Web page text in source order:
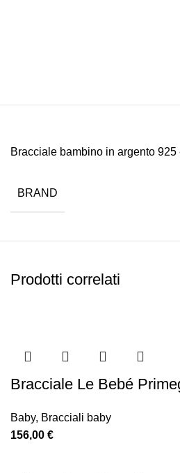
Bracciale bambino in argento
BRAND
Prodotti correlati
Bracciale Le Bebé
Baby, Bracciali baby
156,00 €